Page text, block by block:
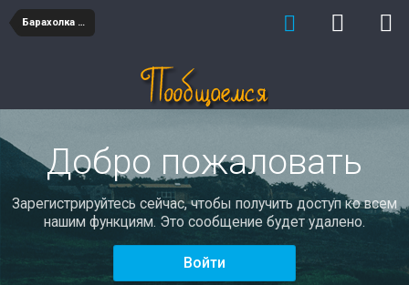
Барахолка мебель
Добро пожаловать
Зарегистрируйтесь сейчас, чтобы получить доступ ко всем
нашим функциям. Это сообщение будет удалено.
Войти